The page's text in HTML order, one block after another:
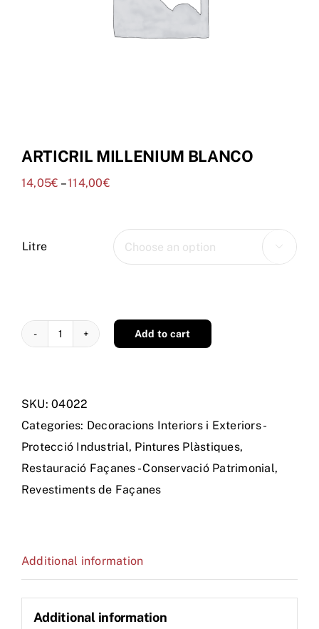
ARTICRIL MILLENIUM BLANCO
14,05€ –114,00€
Litre 
ARTICRIL
quantity
Add to cart
SKU:04022
Categories: Decoracions Interiors i Exteriors -
Protecció Industrial, Pintures Plàstiques,
Restauració Façanes - Conservació Patrimonial,
Revestiments de Façanes
Additional information
Additional information